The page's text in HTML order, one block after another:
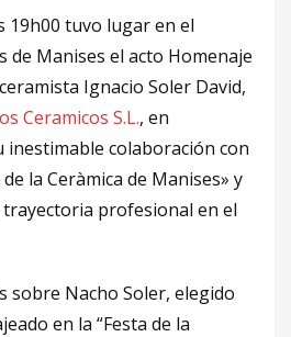
19h00 tuvo lugar en el
de Manises el acto Homenaje
Ignacio Soler David,
Ceramicos S.L., en
inestimable colaboración con
la Ceràmica de Manises» y
profesional en el
sobre Nacho Soler, elegido
en la “Festa de la